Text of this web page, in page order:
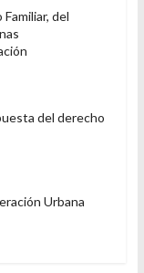
del
del derecho
Urbana